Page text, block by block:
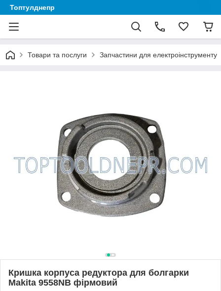
Топтулднепр
Товари та послуги Запчастини для електроінструменту
Кришка корпуса редуктора для болгарки
Makita 9558NB фірмовий